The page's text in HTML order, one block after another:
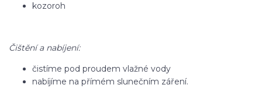
kozoroh
Čištění a nabíjení:
čistíme pod proudem vlažné vody
nabíjíme na přímém slunečním záření.